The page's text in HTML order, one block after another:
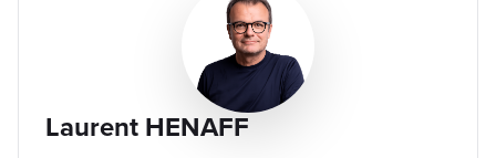
Laurent HENAFF